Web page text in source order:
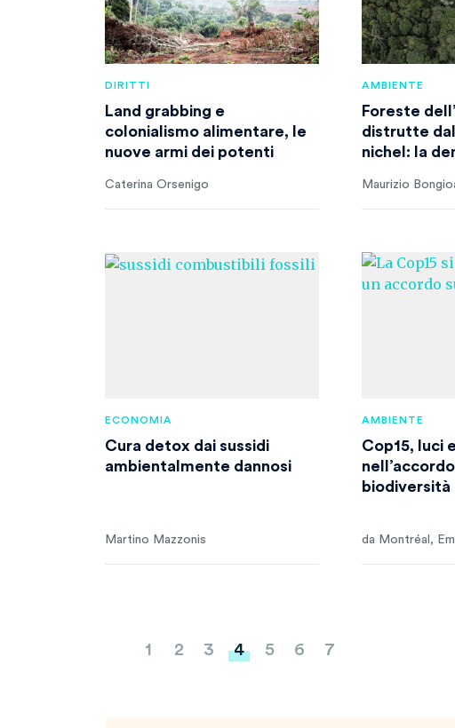
DIRITTI
Land grabbing e
colonialismo alimentare, le
nuove armi dei potenti
Caterina Orsenigo
AMBIENTE
Foreste
distrutte
nichel: la
Maurizio
ECONOMIA
Cura detox dai sussidi
ambientalmente dannosi
Martino Mazzonis
AMBIENTE
Cop15, luci
biodiversità
da Montréal,
Paginazione
1 2 3 4 5 6 7